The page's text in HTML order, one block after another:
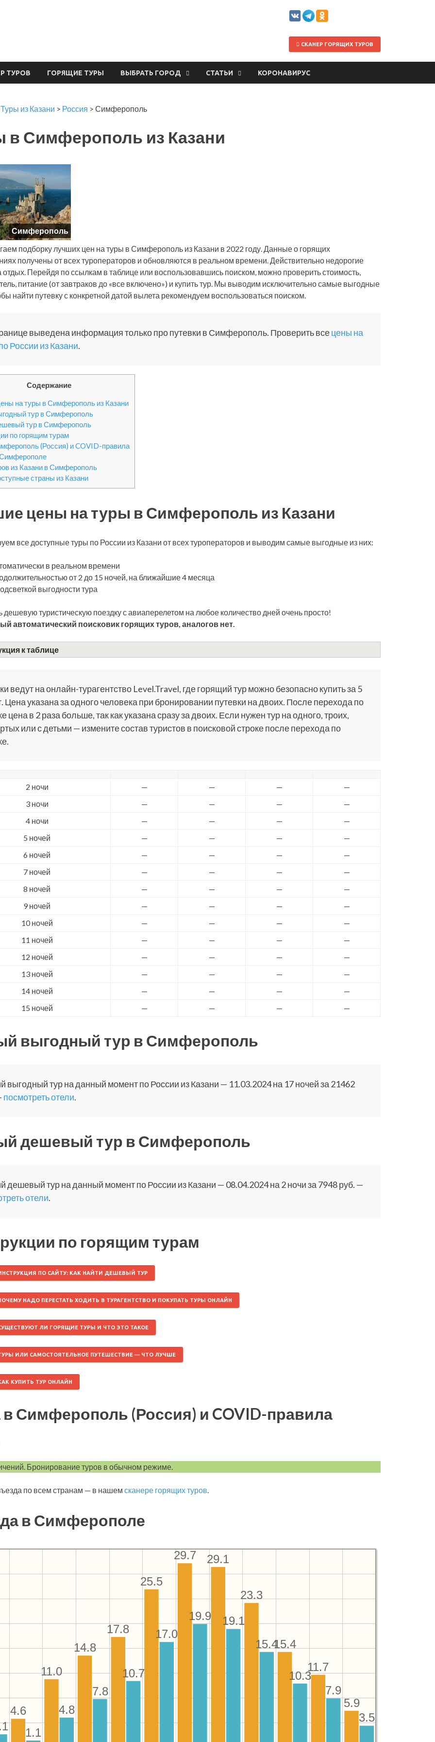
СКАНЕР ГОРЯЩИХ ТУРОВ
ТУРОВ ГОРЯЩИЕ ТУРЫ ВЫБРАТЬ ГОРОД СТАТЬИ КОРОНАВИРУС
Туры из Казани > Россия > Симферополь
в Симферополь из Казани
Симферополь
подборку лучших цен на туры в Симферополь из Казани в 2022 году. Данные о горящих
получены от всех туроператоров и обновляются в реальном времени. Действительно недорогие
отдых. Перейдя по ссылкам в таблице или воспользовавшись поиском, можно проверить стоимость,
питание (от завтраков до «все включено») и купить тур. Мы выводим исключительно самые выгодные
найти путевку с конкретной датой вылета рекомендуем воспользоваться поиском.
выведена информация только про путевки в Симферополь. Проверить всецены на
России из Казани.
Содержание
на туры в Симферополь из Казани
тур в Симферополь
тур в Симферополь
по горящим турам
(Россия) и COVID-правила
из Казани в Симферополь
страны из Казани
цены на туры в Симферополь из Казани
все доступные туры по России из Казани от всех туроператоров и выводим самые выгодные из них:
в реальном времени
от 2 до 15 ночей, на ближайшие 4 месяца
выгодности тура
дешевую туристическую поездку с авиаперелетом на любое количество дней очень просто!
автоматический поисковик горящих туров, аналогов нет.
к таблице
ведут на онлайн-турагентство Level.Travel, где горящий тур можно безопасно купить за 5
Цена указана за одного человека при бронировании путевки на двоих. После перехода по
цена в 2 раза больше, так как указана сразу за двоих. Если нужен тур на одного, троих,
или с детьми — измените состав туристов в поисковой строке после перехода по
2 ночи — — —
—
3 ночи
— — —
—
4 ночи
— — —
—
5 ночей
— — —
—
6 ночей
— — —
—
7 ночей
— — —
—
8 ночей
— — —
—
9 ночей
— — —
—
10 ночей
— — —
—
11 ночей
— — —
—
12 ночей
— — —
—
13 ночей
— — —
—
14 ночей
— — —
—
15 ночей
— — — —
выгодный тур в Симферополь
выгодный тур на данный момент по России из Казани — 11.03.2024 на 17 ночей за 21462
посмотреть отели.
дешевый тур в Симферополь
дешевый тур на данный момент по России из Казани — 08.04.2024 на 2 ночи за 7948 руб. —
отели.
по горящим турам
ПО САЙТУ: КАК НАЙТИ ДЕШЕВЫЙ ТУР
НАДО ПЕРЕСТАТЬ ХОДИТЬ В ТУРАГЕНТСТВО И ПОКУПАТЬ ТУРЫ ОНЛАЙН
ЛИ ГОРЯЩИЕ ТУРЫ И ЧТО ЭТО ТАКОЕ
ИЛИ САМОСТОЯТЕЛЬНОЕ ПУТЕШЕСТВИЕ — ЧТО ЛУЧШЕ
КУПИТЬ ТУР ОНЛАЙН
в Симферополь (Россия) и COVID-правила
Бронирование туров в обычном режиме.
по всем странам — в нашем сканере горящих туров.
в Симферополе